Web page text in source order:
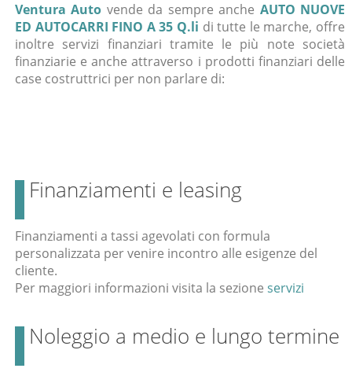
Ventura Auto vende da sempre anche AUTO NUOVE
ED AUTOCARRI FINO A 35 Q.li di tutte le marche, offre
inoltre servizi finanziari tramite le più note società
finanziarie e anche attraverso i prodotti finanziari delle
case costruttrici per non parlare di:
Finanziamenti e leasing
Finanziamenti a tassi agevolati con formula
personalizzata per venire incontro alle esigenze del
cliente.
Per maggiori informazioni visita la sezione servizi
Noleggio a medio e lungo termine